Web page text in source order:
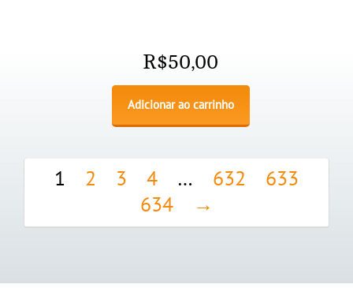
R$50,00
Adicionar ao carrinho
1 2 3 4 … 632
633
634
→